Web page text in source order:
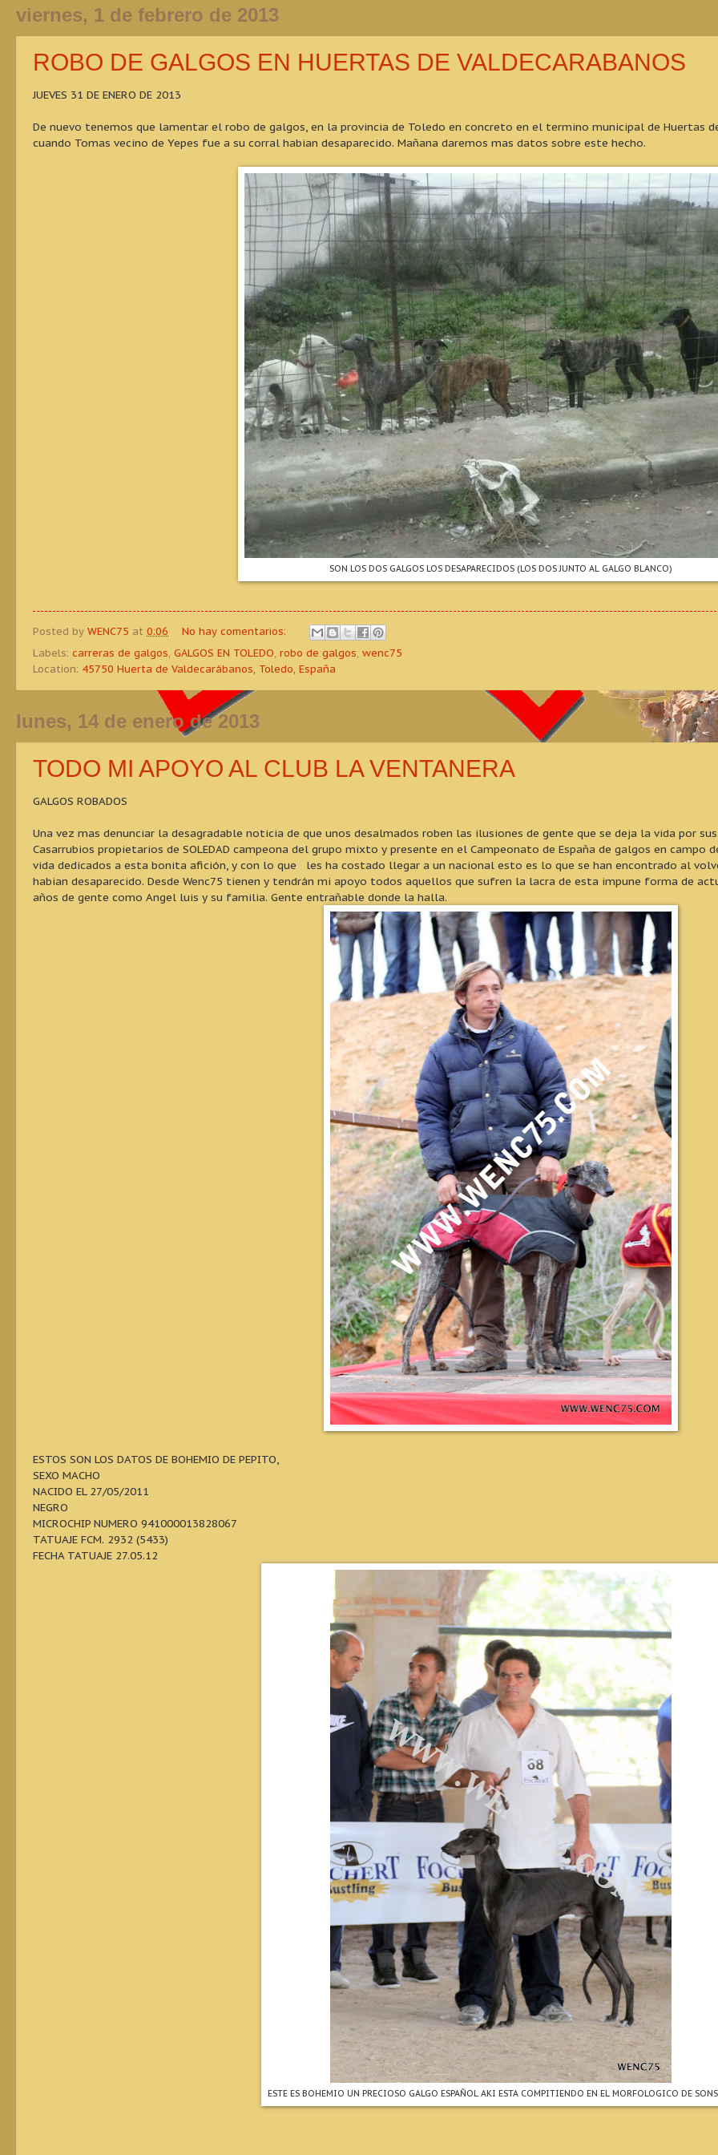
viernes, 1 de febrero de 2013
ROBO DE GALGOS EN HUERTAS DE VALDECARABANOS
JUEVES 31 DE ENERO DE 2013
De nuevo tenemos que lamentar el robo de galgos, en la provincia de Toledo en concreto en el termino municipal de Huertas
cuando Tomas vecino de Yepes fue a su corral habian desaparecido. Mañana daremos mas datos sobre este hecho.
SON LOS DOS GALGOS LOS DESAPARECIDOS (LOS DOS JUNTO AL GALGO BLANCO)
Posted by WENC75 at 0:06
No hay comentarios:
Labels: carreras de galgos, GALGOS EN TOLEDO, robo de galgos, wenc75
Location: 45750 Huerta de Valdecarábanos, Toledo, España
lunes, 14 de enero de 2013
TODO MI APOYO AL CLUB LA VENTANERA
GALGOS ROBADOS
Una vez mas denunciar la desagradable noticia de que unos desalmados roben las ilusiones de gente que se deja la vida por
Casarrubios propietarios de SOLEDAD campeona del grupo mixto y presente en el Campeonato de España de galgos en campo de
vida dedicados a esta bonita afición, y con lo que les ha costado llegar a un nacional esto es lo que se han encontrado al
habian desaparecido. Desde Wenc75 tienen y tendrán mi apoyo todos aquellos que sufren la lacra de esta impune forma de
años de gente como Angel luis y su familia. Gente entrañable donde la halla.
ESTOS SON LOS DATOS DE BOHEMIO DE PEPITO,
SEXO MACHO
NACIDO EL 27/05/2011
NEGRO
MICROCHIP NUMERO 941000013828067
TATUAJE FCM. 2932 (5433)
FECHA TATUAJE 27.05.12
ESTE ES BOHEMIO UN PRECIOSO GALGO ESPAÑOL AKI ESTA COMPITIENDO EN EL MORFOLOGICO DE